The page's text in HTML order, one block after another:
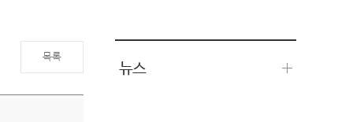
목록
뉴스